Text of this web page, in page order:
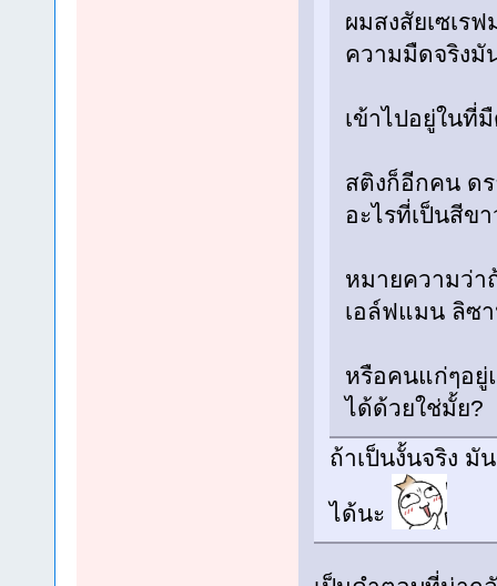
ผมสงสัยเซเร
ความมืดจริงมั
เข้าไปอยู่ในที่
สติงก็อีกคน ด
อะไรที่เป็นสีข
หมายความว่า
เอล์ฟแมน ลิซ
หรือคนแก่ๆอยู่
ได้ด้วยใช่มั้ย?
ถ้าเป็นงั้นจริง มั
ได้นะ